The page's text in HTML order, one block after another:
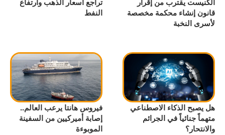
قانون إنشاء محكمة مخصصة
لأسرى النخبة
النفط
هل يصبح الذكاء الاصطناعي
متهماً جنائياً في الجرائم
والانتحار؟
فيروس هانتا يرعب العالم..
إصابة أميركيين من السفينة
الموبوءة